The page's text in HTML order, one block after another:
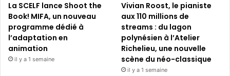
La SCELF lance Shoot the
Book! MIFA, un nouveau
programme dédié à
l’adaptation en
animation
il y a 1 semaine
Vivian Roost, le pianiste
aux 110 millions de
streams : du lagon
polynésien à l’Atelier
Richelieu, une nouvelle
scène du néo-classique
il y a 1 semaine